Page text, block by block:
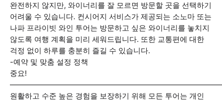
완전하지 않지만, 와이너리를 잘 모르면 방문할 곳을 선택하기
어려울 수 있습니다. 컨시어지 서비스가 제공되는 소노마 또는
나파 프라이빗 와인 투어는 방문하고 싶은 와이너리를 놓치지
않도록 여행 계획을 미리 세워드립니다. 또한 교통편에 대한
걱정 없이 하루를 충분히 즐길 수 있습니다.
-예약 및 맞춤 설정 정책
중요!
원활하고 수준 높은 경험을 보장하기 위해 모든 투어는 개인